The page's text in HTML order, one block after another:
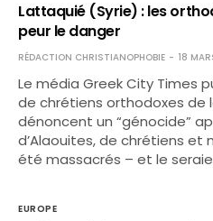
Lattaquié (Syrie) : les
peur le danger
RÉDACTION CHRISTIANOPHOBIE 18
Le média Greek City Times
de chrétiens orthodoxes de
dénoncent un “génocide”
d’Alaouites, de chrétiens et
été massacrés – et le
EUROPE